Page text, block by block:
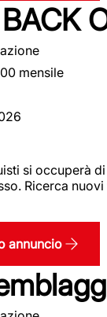
mensile
si occuperà
Ricerca
annuncio